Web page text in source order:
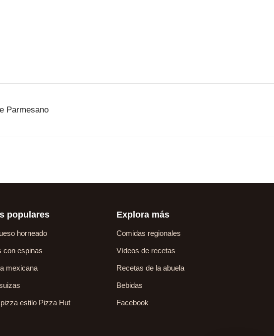
Parmesano
populares
horneado
con espinas
mexicana
estilo Pizza Hut
Explora más
Comidas regionales
Vídeos de recetas
Recetas de la abuela
Bebidas
Facebook